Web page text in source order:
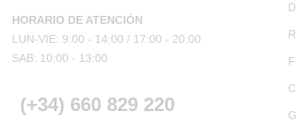
HORARIO DE ATENCIÓN
LUN-VIE: 9:00 - 14:00 / 17:00 - 20:00
SAB: 10:00 - 13:00
(+34) 660 829 220